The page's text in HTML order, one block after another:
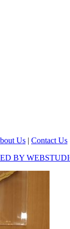
Us | Contact Us
BY